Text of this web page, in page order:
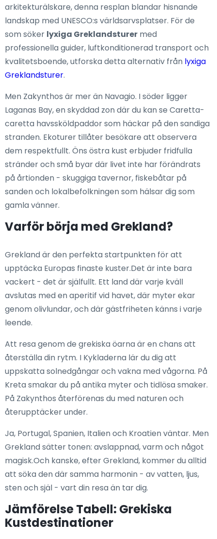
arkitekturälskare, denna resplan blandar hisnande
landskap med UNESCO:s världsarvsplatser. För de
som söker lyxiga Greklandsturer med
professionella guider, luftkonditionerad transport och
kvalitetsboende, utforska detta alternativ från lyxiga
Greklandsturer.
Men Zakynthos är mer än Navagio. I söder ligger
Laganas Bay, en skyddad zon där du kan se Caretta-
caretta havssköldpaddor som häckar på den sandiga
stranden. Ekoturer tillåter besökare att observera
dem respektfullt. Öns östra kust erbjuder fridfulla
stränder och små byar där livet inte har förändrats
på årtionden - skuggiga tavernor, fiskebåtar på
sanden och lokalbefolkningen som hälsar dig som
gamla vänner.
Varför börja med Grekland?
Grekland är den perfekta startpunkten för att
upptäcka Europas finaste kuster.Det är inte bara
vackert - det är själfullt. Ett land där varje kväll
avslutas med en aperitif vid havet, där myter ekar
genom olivlundar, och där gästfriheten känns i varje
leende.
Att resa genom de grekiska öarna är en chans att
återställa din rytm. I Kykladerna lär du dig att
uppskatta solnedgångar och vakna med vågorna. På
Kreta smakar du på antika myter och tidlösa smaker.
På Zakynthos återförenas du med naturen och
återupptäcker under.
Ja, Portugal, Spanien, Italien och Kroatien väntar. Men
Grekland sätter tonen: avslappnad, varm och något
magisk.Och kanske, efter Grekland, kommer du alltid
att söka den där samma harmonin - av vatten, ljus,
sten och själ - vart din resa än tar dig.
Jämförelse Tabell: Grekiska
Kustdestinationer